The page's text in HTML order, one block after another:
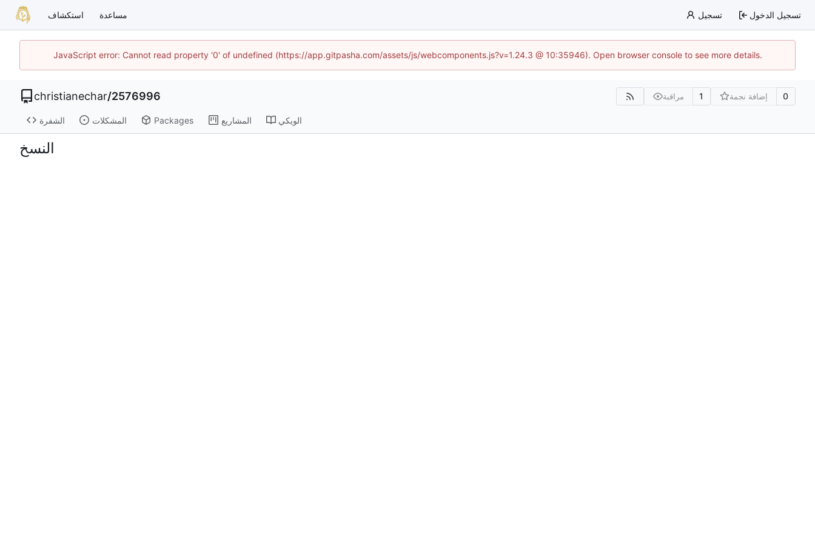
استكشاف مساعدة تسجيل تسجيل الدخول
JavaScript error: Cannot read property '0' of undefined (https://app.gitpasha.com/assets/js/webcomponents.js?v=1.24.3 @ 10:35946). Open browser console to see more details.
christianechar/2576996 مراقبة 1 إضافة نجمة 0
الشفرة المشكلات Packages المشاريع الويكي
النسخ